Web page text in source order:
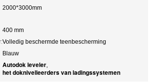
2000*3000mm
400 mm
Volledig beschermde teenbescherming
Blauw
Autodok leveler,
het doknivelleerders van ladingssystemen